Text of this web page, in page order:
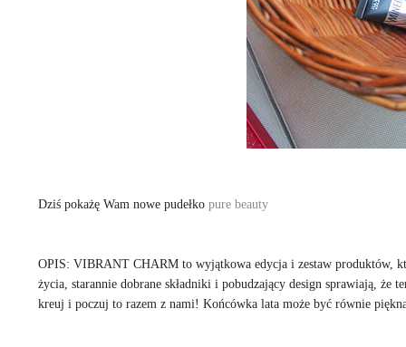
Dziś pokażę Wam nowe pudełko pure beauty
OPIS: VIBRANT CHARM to wyjątkowa edycja i zestaw produktów,
życia, starannie dobrane składniki i pobudzający design sprawiają, że
kreuj i poczuj to razem z nami! Końcówka lata może być równie